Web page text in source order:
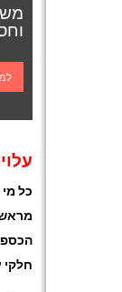
כל
חלקי